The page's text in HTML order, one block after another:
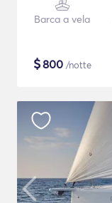
Barca a vela
$800 /notte